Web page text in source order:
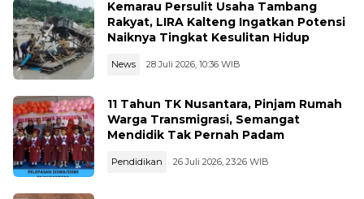
Kemarau Persulit Usaha Tambang
Rakyat, LIRA Kalteng Ingatkan Potensi
Naiknya Tingkat Kesulitan Hidup
News 28 Juli 2026, 10:36 WIB
11 Tahun TK Nusantara, Pinjam Rumah
Warga Transmigrasi, Semangat
Mendidik Tak Pernah Padam
Pendidikan 26 Juli 2026, 23:26 WIB